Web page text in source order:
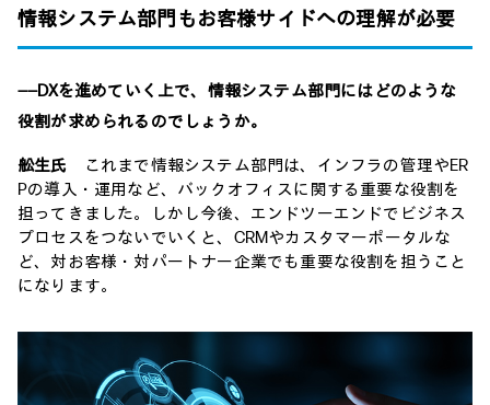
情報システム部門もお客様サイドへの理解が必要
――DXを進めていく上で、情報システム部門にはどのような
役割が求められるのでしょうか。
舩生氏 これまで情報システム部門は、インフラの管理やER
Pの導入・運用など、バックオフィスに関する重要な役割を
担ってきました。しかし今後、エンドツーエンドでビジネス
プロセスをつないでいくと、CRMやカスタマーポータルな
ど、対お客様・対パートナー企業でも重要な役割を担うこと
になります。